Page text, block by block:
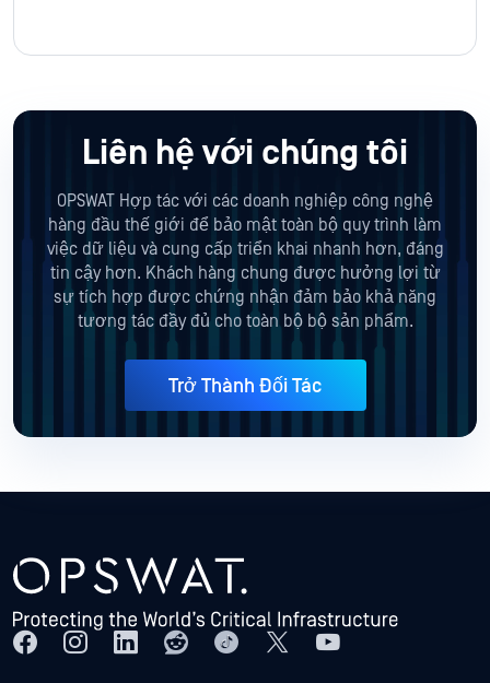
Liên hệ với chúng tôi
OPSWAT Hợp tác với các doanh nghiệp công nghệ
hàng đầu thế giới để bảo mật toàn bộ quy trình làm
việc dữ liệu và cung cấp triển khai nhanh hơn, đáng
tin cậy hơn. Khách hàng chung được hưởng lợi từ
sự tích hợp được chứng nhận đảm bảo khả năng
tương tác đầy đủ cho toàn bộ bộ sản phẩm.
Trở Thành Đối Tác